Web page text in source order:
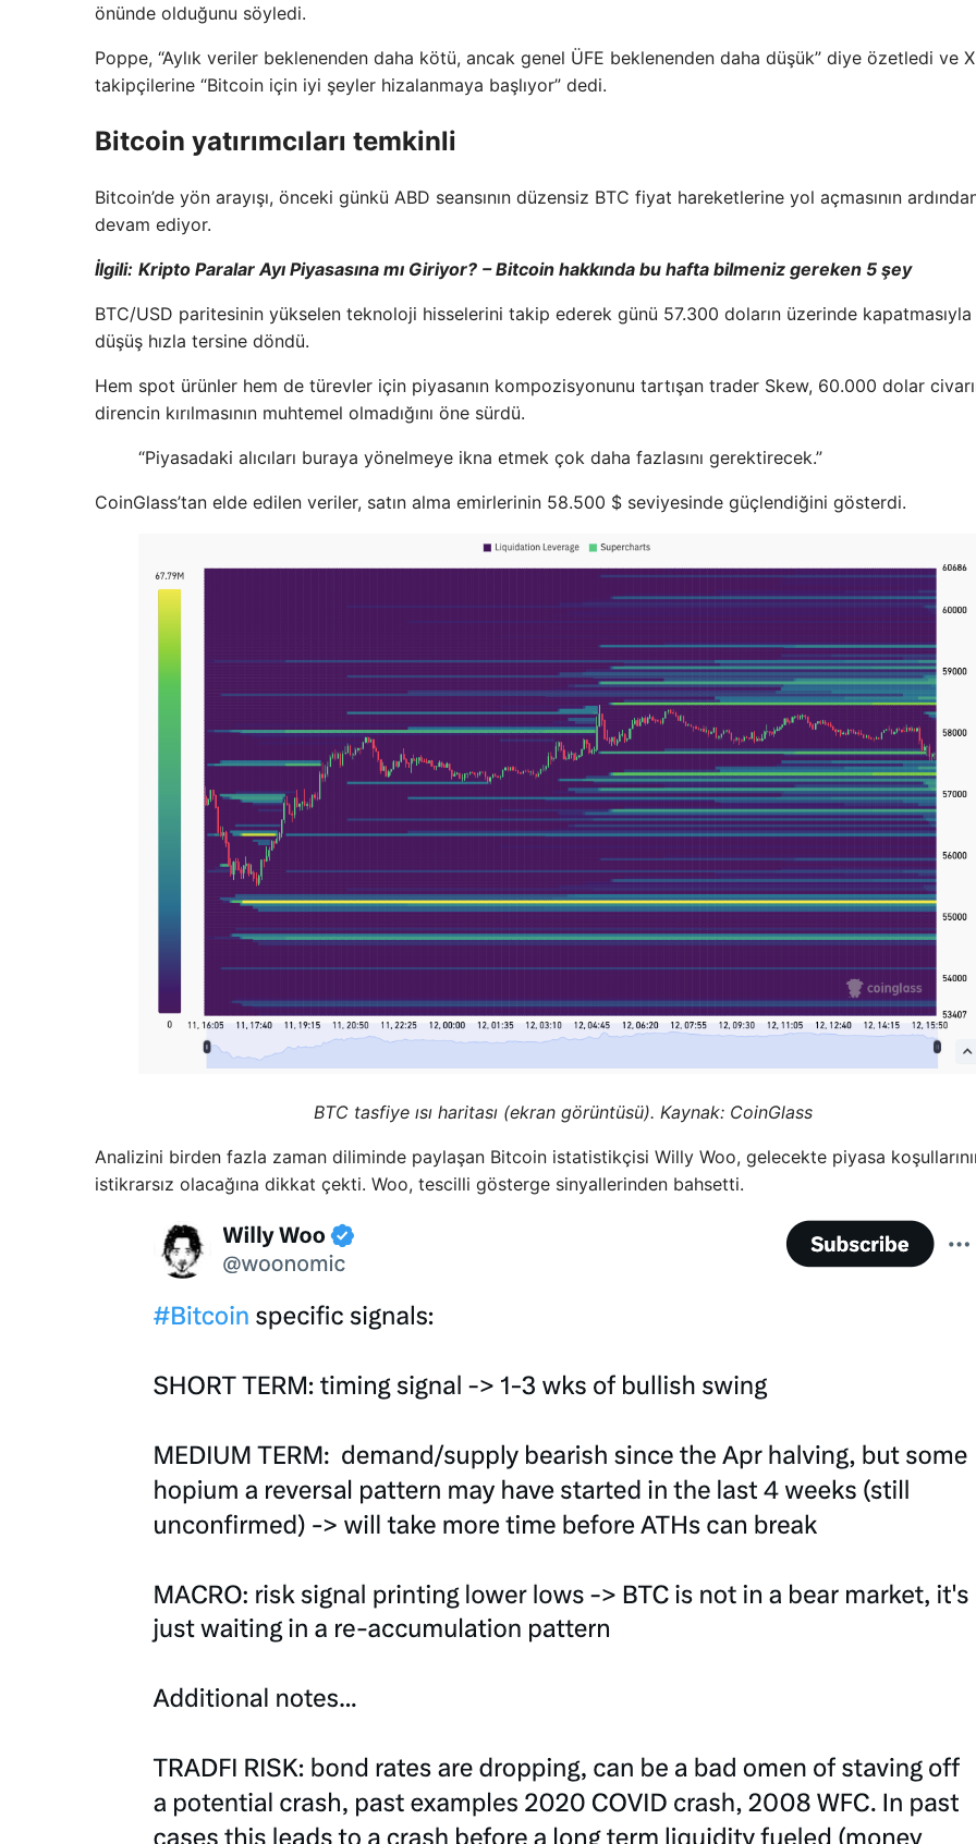
önünde olduğunu söyledi.
Poppe, “Aylık veriler beklenenden daha kötü, ancak genel ÜFE beklenenden daha düşük” diye özetledi ve X
takipçilerine “Bitcoin için iyi şeyler hizalanmaya başlıyor” dedi.
Bitcoin yatırımcıları temkinli
Bitcoin’de yön arayışı, önceki günkü ABD seansının düzensiz BTC fiyat hareketlerine yol açmasının
devam ediyor.
İlgili: Kripto Paralar Ayı Piyasasına mı Giriyor? – Bitcoin hakkında bu hafta bilmeniz gereken 5 şey
BTC/USD paritesinin yükselen teknoloji hisselerini takip ederek günü 57.300 doların üzerinde kapatmasıyla
düşüş hızla tersine döndü.
Hem spot ürünler hem de türevler için piyasanın kompozisyonunu tartışan trader Skew, 60.000 dolar
direncin kırılmasının muhtemel olmadığını öne sürdü.
“Piyasadaki alıcıları buraya yönelmeye ikna etmek çok daha fazlasını gerektirecek.”
CoinGlass’tan elde edilen veriler, satın alma emirlerinin 58.500 $ seviyesinde güçlendiğini gösterdi.
BTC tasfiye ısı haritası (ekran görüntüsü). Kaynak: CoinGlass
Analizini birden fazla zaman diliminde paylaşan Bitcoin istatistikçisi Willy Woo, gelecekte piyasa
istikrarsız olacağına dikkat çekti. Woo, tescilli gösterge sinyallerinden bahsetti.